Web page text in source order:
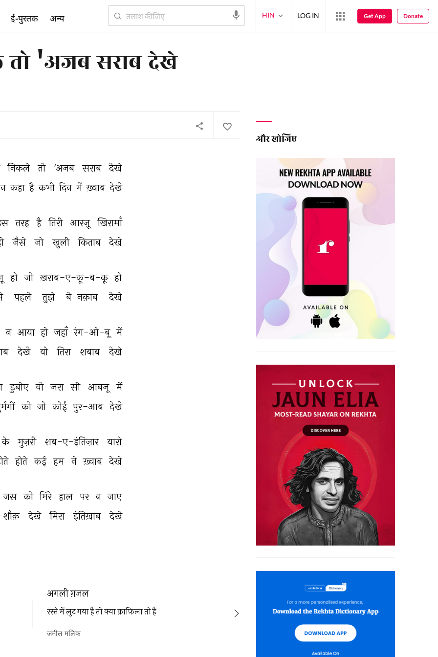
तो 'अजब सराब देखे
निकले तो 'अजब सराब
देखे
कहा है कभी दिन में ख़्वाब देखे
तरह है तिरी आरज़ू ख़िरामाँ
जैसे जो खुली किताब देखे
हो जो ख़राब-ए-कू-ब-कू हो
पहले तुझे बे-नक़ाब देखे
न आया हो जहाँ रंग-ओ-बू में
देखे वो तिरा शबाब देखे
डुबोए वो ज़रा सी आबजू में
को जो कोई पुर-आब देखे
के गुज़री शब-ए-इंतिज़ार
यारो
होते कई हम ने ख़्वाब देखे
जस को मिरे हाल पर न जाए
देखे मिरा इंतिख़ाब देखे
अगली ग़ज़ल
रस्ते में लुट गया है तो क्या क़ाफ़िला तो है
जमील मलिक
और खोजिए
ई-पुस्तक अन्य HIN LOG IN Get App Donate